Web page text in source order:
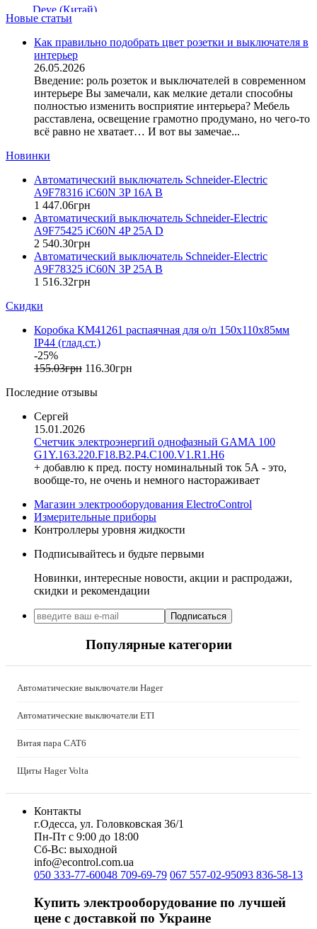
Deye (Китай)
DigiTop (Украина)
DKC (Украина)
Dyness (Китай)
E.NEXT (Украина)
EAE Electric
Eastron (Китай)
Eaton (США)
ElectrO (Украина)
EON (Таиланд)
ETI (Словения)
ETREL (Словения)
Evrosvet (Украина)
Extherm (Германия)
F&F (Польша)
FRER (Италия)
FS (Украина)
Galkat (Украина)
GENERICA (Китай)
Gewiss (Италия)
Ginlong Solis (Китай)
Hager (Германия)
Haupa (Германия)
HD Hyundai Electric (Корея)
Hemstedt (Германия)
Horoz Electric (Турция)
Huawei (Китай)
Install Group (Украина)
IPmall (Украина)
JA SOLAR (Китай)
Jokari (Германия)
Katko (Финляндия)
Kolarz (Австрия)
Legrand (Франция)
LogicPower (Украина)
NIK (Украина)
Onka (Турция)
Phoenix Contact (Германия)
Plank Electrotechnic (Украина)
Pro'sKit (Тайвань)
PYLONTECH (Китай)
Radpol (Польша)
Raut (Украина)
Reliance (Украина)
REM POWER (Словения)
Новые статьи
Как правильно подобрать цвет розетки и выключателя в
интерьер
26.05.2026
Введение: роль розеток и выключателей в современном
интерьере Вы замечали, как мелкие детали способны
полностью изменить восприятие интерьера? Мебель
расставлена, освещение грамотно продумано, но чего-то
всё равно не хватает… И вот вы замечае...
Новинки
Автоматический выключатель Schneider-Electric
A9F78316 iC60N 3P 16A B
1 447.06грн
Автоматический выключатель Schneider-Electric
A9F75425 iC60N 4P 25A D
2 540.30грн
Автоматический выключатель Schneider-Electric
A9F78325 iC60N 3P 25A B
1 516.32грн
Скидки
Коробка КМ41261 распаячная для о/п 150х110х85мм
IP44 (глад.ст.)
-25%
155.03грн 116.30грн
Последние отзывы
Сергей
15.01.2026
Счетчик электроэнергий однофазный GAMA 100
G1Y.163.220.F18.B2.P4.C100.V1.R1.H6
+ добавлю к пред. посту номинальный ток 5А - это,
вообще-то, не очень и немного настораживает
Магазин электрооборудования ElectroControl
Измерительные приборы
Контроллеры уровня жидкости
Подписывайтесь и будьте первыми
Новинки, интересные новости, акции и распродажи,
скидки и рекомендации
Подписаться
Популярные категории
Автоматические выключатели Hager
Автоматические выключатели ETI
Витая пара CAT6
Щиты Hager Volta
Контакты
г.Одесса, ул. Головковская 36/1
Пн-Пт с 9:00 до 18:00
Сб-Вс: выходной
info@econtrol.com.ua
050 333-77-60048 709-69-79 067 557-02-95093 836-58-13
Купить электрооборудование по лучшей
цене с доставкой по Украине